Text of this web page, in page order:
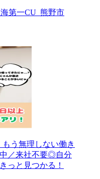
第一CU_熊野市
もう無理しない働き
／来社不要◎自分
っと見つかる！